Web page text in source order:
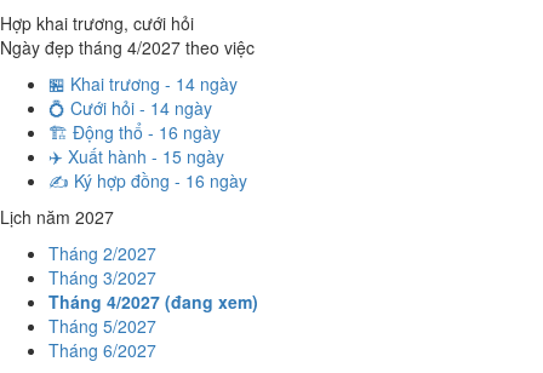
Hợp khai trương, cưới hỏi
Ngày đẹp tháng 4/2027 theo việc
🏪 Khai trương - 14 ngày
💍 Cưới hỏi - 14 ngày
🏗️ Động thổ - 16 ngày
✈️ Xuất hành - 15 ngày
✍️ Ký hợp đồng - 16 ngày
Lịch năm 2027
Tháng 2/2027
Tháng 3/2027
Tháng 4/2027 (đang xem)
Tháng 5/2027
Tháng 6/2027